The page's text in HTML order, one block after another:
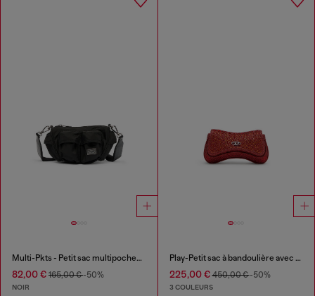
Multi-Pkts - Petit sac multipoches en étoffe utilitaire
82,00 € 165,00 €-50%
NOIR
Play-Petit sac à bandoulière avec cristaux
225,00 €450,00 €-50%
3 COULEURS